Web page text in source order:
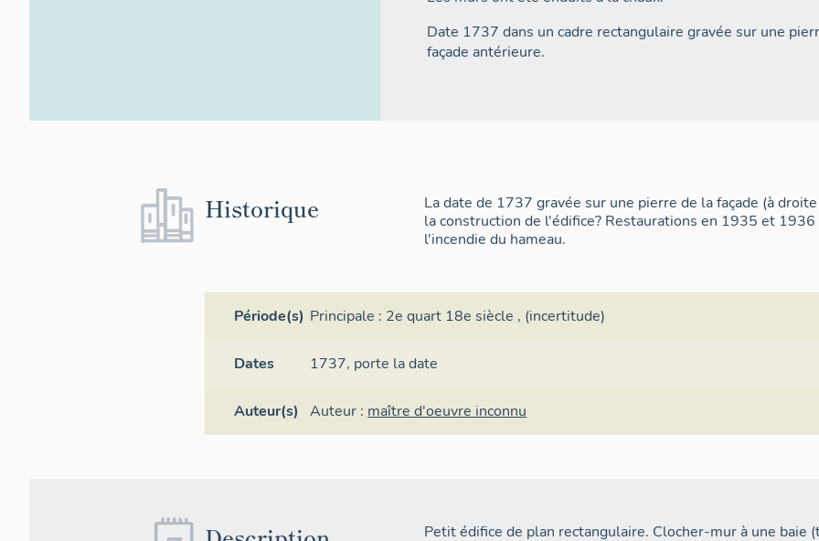
Date 1737 dans un cadre rectangulaire gravée sur une
façade antérieure.
Historique
La date de 1737 gravée sur une pierre de la façade (à
la construction de l'édifice? Restaurations en 1935 et
l'incendie du hameau.
Période(s) Principale : 2e quart 18e siècle , (incertitude)
Dates 1737, porte la date
Auteur(s) Auteur : maître d'oeuvre inconnu
Petit édifice de plan rectangulaire. Clocher-mur à une baie